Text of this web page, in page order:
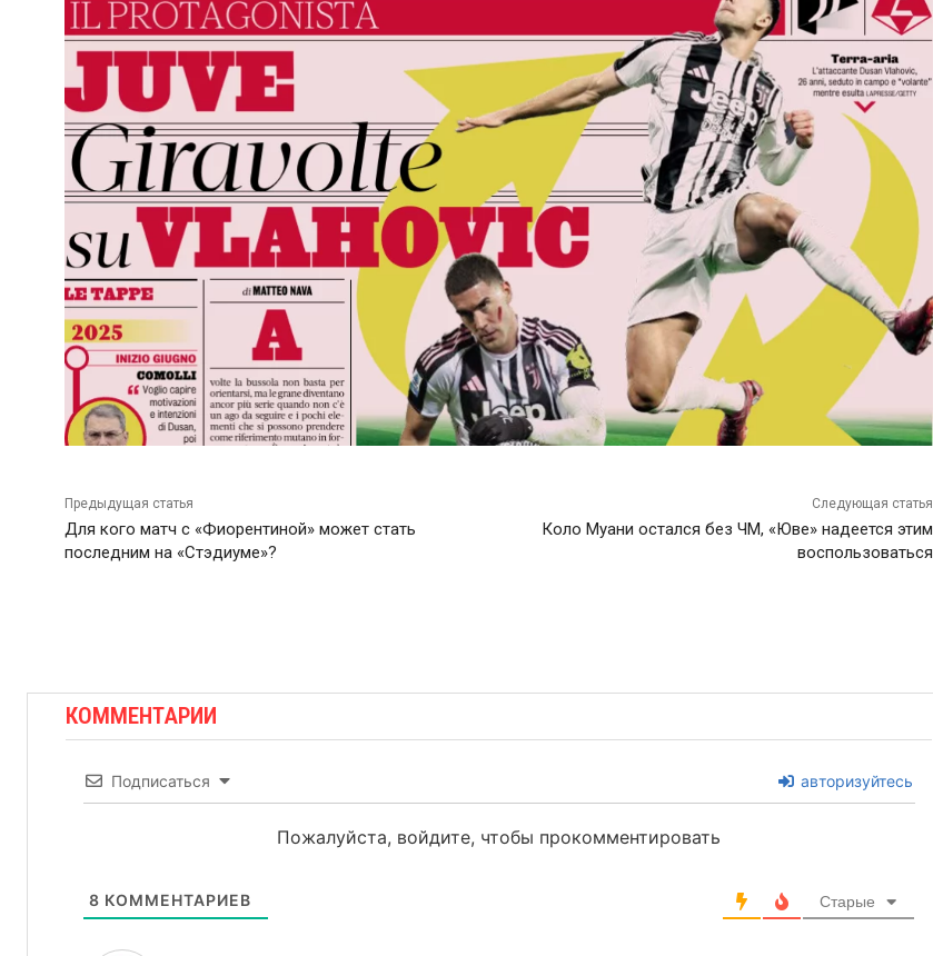
Предыдущая статья
Для кого матч с «Фиорентиной» может стать
последним на «Стэдиуме»?
Следующая статья
Коло Муани остался без ЧМ, «Юве» надеется этим
воспользоваться
КОММЕНТАРИИ
Подписаться авторизуйтесь
Пожалуйста, войдите, чтобы прокомментировать
8 КОММЕНТАРИЕВ Старые